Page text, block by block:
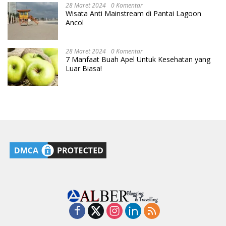
28 Maret 2024 0 Komentar
Wisata Anti Mainstream di Pantai Lagoon
Ancol
28 Maret 2024 0 Komentar
7 Manfaat Buah Apel Untuk Kesehatan yang
Luar Biasa!